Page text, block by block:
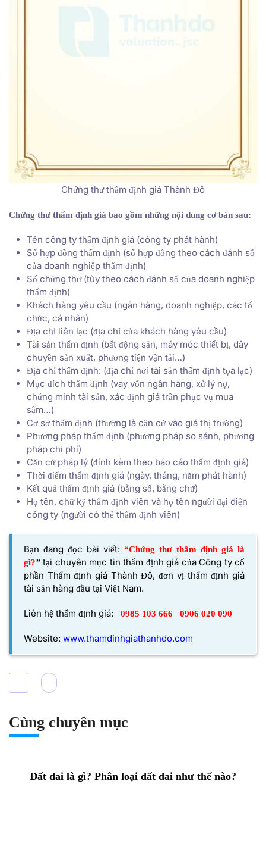
Chứng thư thẩm định giá Thành Đô
Chứng thư thẩm định giá bao gồm những nội dung cơ bản sau:
Tên công ty thẩm định giá (công ty phát hành)
Số hợp đồng thẩm định (số hợp đồng theo cách đánh số
của doanh nghiệp thẩm định)
Số chứng thư (tùy theo cách đánh số của doanh nghiệp
thẩm định)
Khách hàng yêu cầu (ngân hàng, doanh nghiệp, các tổ
chức, cá nhân)
Địa chỉ liên lạc (địa chỉ của khách hàng yêu cầu)
Tài sản thẩm định (bất động sản, máy móc thiết bị, dây
chuyền sản xuất, phương tiện vận tải…)
Địa chỉ thẩm định: (địa chỉ nơi tài sản thẩm định tọa lạc)
Mục đích thẩm định (vay vốn ngân hàng, xử lý nợ,
chứng minh tài sản, xác định giá trần phục vụ mua
sắm…)
Cơ sở thẩm định (thường là căn cứ vào giá thị trường)
Phương pháp thẩm định (phương pháp so sánh, phương
pháp chi phí)
Căn cứ pháp lý (đính kèm theo báo cáo thẩm định giá)
Thời điểm thẩm định giá (ngày, tháng, năm phát hành)
Kết quả thẩm định giá (bằng số, bằng chữ)
Họ tên, chữ kỹ thẩm định viên và họ tên người đại diện
công ty (người có thẻ thẩm định viên)
Bạn đang đọc bài viết: “Chứng thư thẩm định giá là
gì?” tại chuyên mục tin thẩm định giá của Công ty cổ
phần Thẩm định giá Thành Đô, đơn vị thẩm định giá
tài sản hàng đầu tại Việt Nam.
Liên hệ thẩm định giá: 0985 103 666 0906 020 090
Website: www.thamdinhgiathanhdo.com
Cùng chuyên mục
Đất đai là gì? Phân loại đất đai như thế nào?